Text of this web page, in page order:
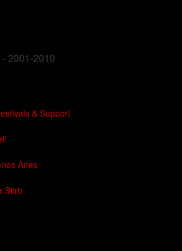
2001-2010
& Support
Aires
Stirb